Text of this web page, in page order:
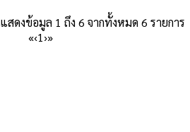
แสดงข้อมูล 1 ถึง 6 จากทั้งหมด 6 รายการ
«‹1›»